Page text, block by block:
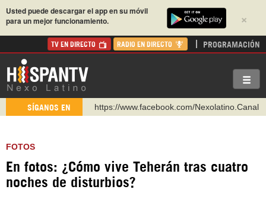
×
Usted puede descargar el app en su móvil
para un mejor funcionamiento.
TV EN DIRECTO RADIO EN DIRECTO PROGRAMACIÓN
SÍGANOS EN
https://www.facebook.com/Nexolatino.Canal
https://t.me/hispantvcanal
https://urmedium.com/c/hispantv
FOTOS
En fotos: ¿Cómo vive Teherán tras cuatro
noches de disturbios?